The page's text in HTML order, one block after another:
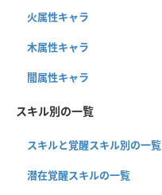
火属性キャラ
木属性キャラ
闇属性キャラ
スキル別の一覧
スキルと覚醒スキル別の一覧
潜在覚醒スキルの一覧